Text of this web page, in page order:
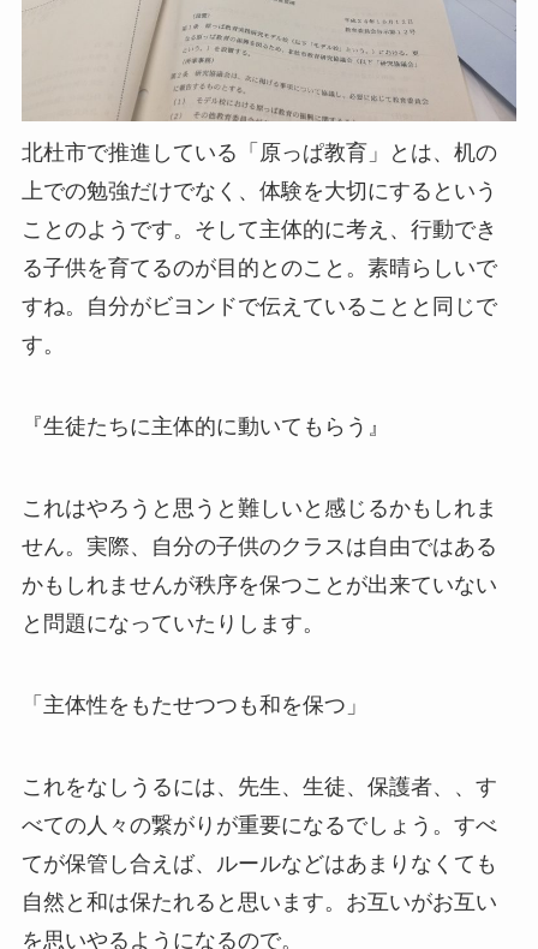
北杜市で推進している「原っぱ教育」とは、机の
上での勉強だけでなく、体験を大切にするという
ことのようです。そして主体的に考え、行動でき
る子供を育てるのが目的とのこと。素晴らしいで
すね。自分がビヨンドで伝えていることと同じで
す。
『生徒たちに主体的に動いてもらう』
これはやろうと思うと難しいと感じるかもしれま
せん。実際、自分の子供のクラスは自由ではある
かもしれませんが秩序を保つことが出来ていない
と問題になっていたりします。
「主体性をもたせつつも和を保つ」
これをなしうるには、先生、生徒、保護者、、す
べての人々の繋がりが重要になるでしょう。すべ
てが保管し合えば、ルールなどはあまりなくても
自然と和は保たれると思います。お互いがお互い
を思いやるようになるので。